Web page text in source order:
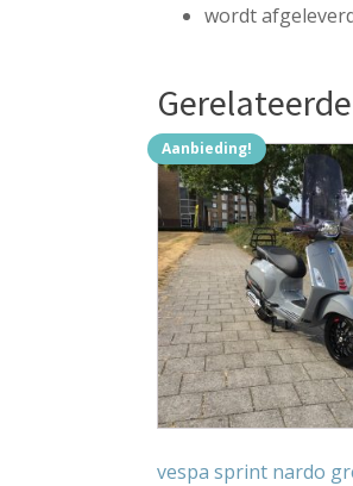
wordt
Aanbieding!
vespa sprint nardo